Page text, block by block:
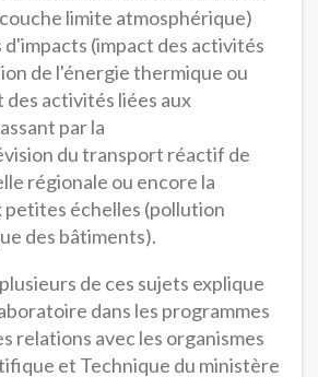
limite atmosphérique)
(impact des activités
de l'énergie thermique ou
des activités liées aux
par la
du transport réactif de
régionale ou encore la
petites échelles (pollution
des bâtiments).
de ces sujets explique
dans les programmes
relations avec les organismes
et Technique du ministère